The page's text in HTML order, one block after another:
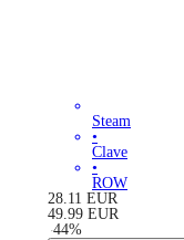
Steam
•
Clave
•
ROW
28.11 EUR
49.99 EUR
-44%